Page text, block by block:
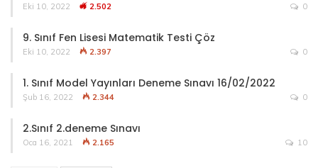
Eki 10, 2022 2.502 0
9. Sınıf Fen Lisesi Matematik Testi Çöz
Eki 10, 2022 2.397 0
1. Sınıf Model Yayınları Deneme Sınavı 16/02/2022
Şub 16, 2022 2.344 0
2.Sınıf 2.deneme Sınavı
Oca 16, 2021 2.165 10